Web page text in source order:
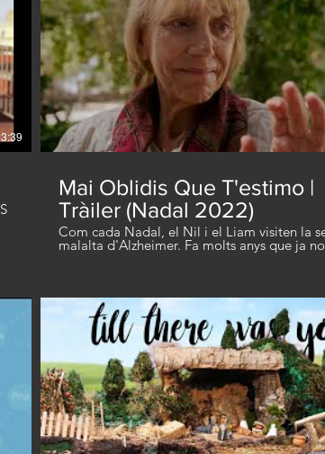
Mai Oblidis Que T'estimo |
Tràiler (Nadal 2022)
Com cada Nadal, el Nil i el Liam visiten la
malalta d'Alzheimer. Fa molts anys que ja no
reacciona però, aquesta vegada, alguna cosa
semblaven esborrats. Una història d'Havana Lluç
dirigida per Gemma Capdevila amb Imma
Miquel Sitjar, Anna Otín i Carla Morán. DOP: Xavi
Oliva Muntatge: Pepa Roig Guió: Nil Colomer i Liam
Verdú Disseny de so: Toni Melgarejo
Lara García Vestuari: Ot Solano Prod. executiva: Xavi
Guix, Liam i Nil Colomer, Gemma
Distribuïda per CityBlue Films.